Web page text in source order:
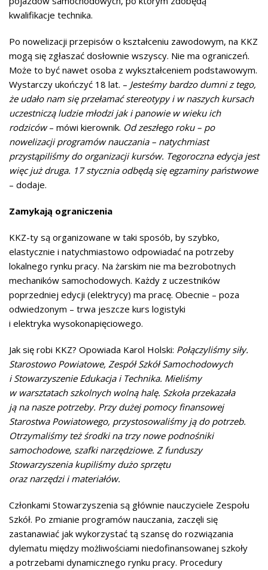
kwalifikacje technika.
Po nowelizacji przepisów o kształceniu zawodowym, na KKZ
mogą się zgłaszać dosłownie wszyscy. Nie ma ograniczeń.
Może to być nawet osoba z wykształceniem podstawowym.
Wystarczy ukończyć 18 lat. – Jesteśmy bardzo dumni z tego,
że udało nam się przełamać stereotypy i w naszych kursach
uczestniczą ludzie młodzi jak i panowie w wieku ich
rodziców– mówi kierownik. Od zeszłego roku – po
nowelizacji programów nauczania – natychmiast
przystąpiliśmy do organizacji kursów. Tegoroczna edycja jest
więc już druga. 17 stycznia odbędą się egzaminy państwowe
– dodaje.
Zamykają ograniczenia
KKZ-ty są organizowane w taki sposób, by szybko,
elastycznie i natychmiastowo odpowiadać na potrzeby
lokalnego rynku pracy. Na żarskim nie ma bezrobotnych
mechaników samochodowych. Każdy z uczestników
poprzedniej edycji (elektrycy) ma pracę. Obecnie – poza
odwiedzonym – trwa jeszcze kurs logistyki
i elektryka wysokonapięciowego.
Jak się robi KKZ? Opowiada Karol Holski: Połączyliśmy siły.
Starostowo Powiatowe, Zespół Szkół Samochodowych
i Stowarzyszenie Edukacja i Technika. Mieliśmy
w warsztatach szkolnych wolną halę. Szkoła przekazała
ją na nasze potrzeby. Przy dużej pomocy finansowej
Starostwa Powiatowego, przystosowaliśmy ją do potrzeb.
Otrzymaliśmy też środki na trzy nowe podnośniki
samochodowe, szafki narzędziowe. Z funduszy
Stowarzyszenia kupiliśmy dużo sprzętu
oraz narzędzi i materiałów.
Członkami Stowarzyszenia są głównie nauczyciele Zespołu
Szkół. Po zmianie programów nauczania, zaczęli się
zastanawiać jak wykorzystać tą szansę do rozwiązania
dylematu między możliwościami niedofinansowanej szkoły
a potrzebami dynamicznego rynku pracy. Procedury